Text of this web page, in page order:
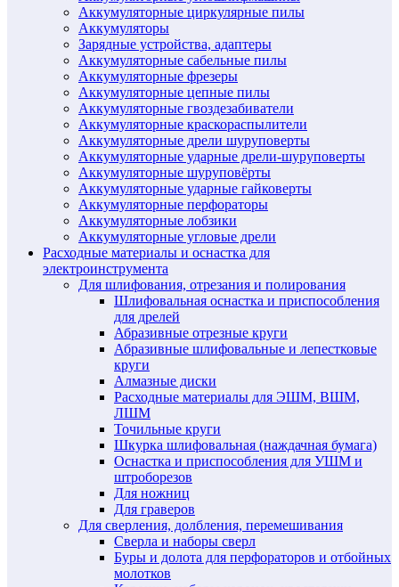
Аккумуляторные циркулярные пилы
Аккумуляторы
Зарядные устройства, адаптеры
Аккумуляторные сабельные пилы
Аккумуляторные фрезеры
Аккумуляторные цепные пилы
Аккумуляторные гвоздезабиватели
Аккумуляторные краскораспылители
Аккумуляторные дрели шуруповерты
Аккумуляторные ударные дрели-шуруповерты
Аккумуляторные шуруповёрты
Аккумуляторные ударные гайковерты
Аккумуляторные перфораторы
Аккумуляторные лобзики
Аккумуляторные угловые дрели
Расходные материалы и оснастка для
электроинструмента
Для шлифования, отрезания и полирования
Шлифовальная оснастка и приспособления
для дрелей
Абразивные отрезные круги
Абразивные шлифовальные и лепестковые
круги
Алмазные диски
Расходные материалы для ЭШМ, ВШМ,
ЛШМ
Точильные круги
Шкурка шлифовальная (наждачная бумага)
Оснастка и приспособления для УШМ и
штроборезов
Для ножниц
Для граверов
Для сверления, долбления, перемешивания
Сверла и наборы сверл
Буры и долота для перфораторов и отбойных
молотков